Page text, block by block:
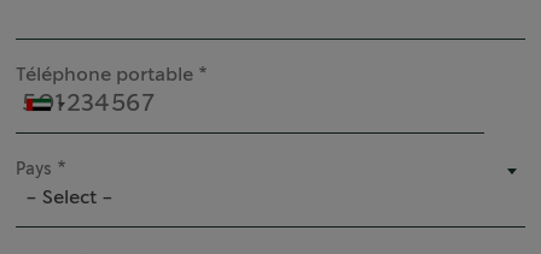
Téléphone portable
Pays
- Select -